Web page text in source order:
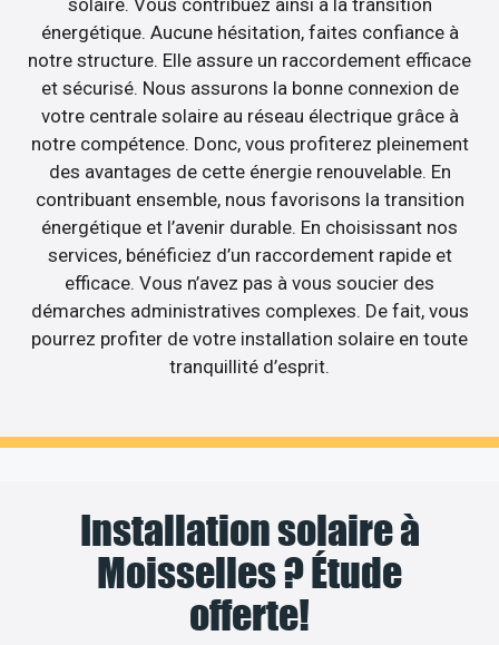
énergétique. Aucune hésitation, faites confiance à
notre structure. Elle assure un raccordement efficace
et sécurisé. Nous assurons la bonne connexion de
votre centrale solaire au réseau électrique grâce à
notre compétence. Donc, vous profiterez pleinement
des avantages de cette énergie renouvelable. En
contribuant ensemble, nous favorisons la transition
énergétique et l’avenir durable. En choisissant nos
services, bénéficiez d’un raccordement rapide et
efficace. Vous n’avez pas à vous soucier des
démarches administratives complexes. De fait, vous
pourrez profiter de votre installation solaire en toute
tranquillité d’esprit.
Installation solaire à
Moisselles ? Étude
offerte!